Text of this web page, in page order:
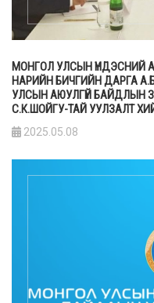
МОНГОЛ УЛСЫН ҮНДЭСНИЙ
НАРИЙН БИЧГИЙН ДАРГА
УЛСЫН АЮУЛГҮЙ БАЙДЛЫН
С.К.ШОЙГУ-ТАЙ УУЛЗАЛТ
2025.05.08